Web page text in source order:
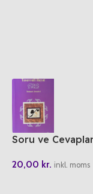
Soru ve
20,00 kr. inkl. moms